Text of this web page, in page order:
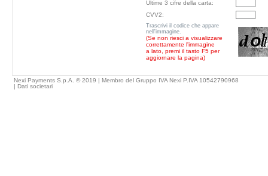
Ultime 3 cifre della carta:
CVV2:
Trascrivi il codice che appare
nell'immagine.
(Se non riesci a visualizzare
correttamente l'immagine
a lato, premi il tasto F5 per
aggiornare la pagina)
Nexi Payments S.p.A. © 2019 | Membro del Gruppo IVA Nexi P.IVA 10542790968
| Dati societari